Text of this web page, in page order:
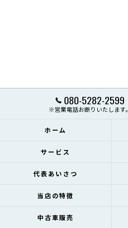
080-5282-2599
※営業電話お断りいたします。
ホーム
サービス
代表あいさつ
当店の特徴
中古車販売